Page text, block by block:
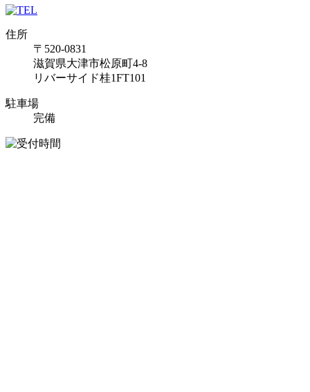
住所
〒520-0831
滋賀県大津市松原町4-8
リバーサイド桂1FT101
駐車場
完備